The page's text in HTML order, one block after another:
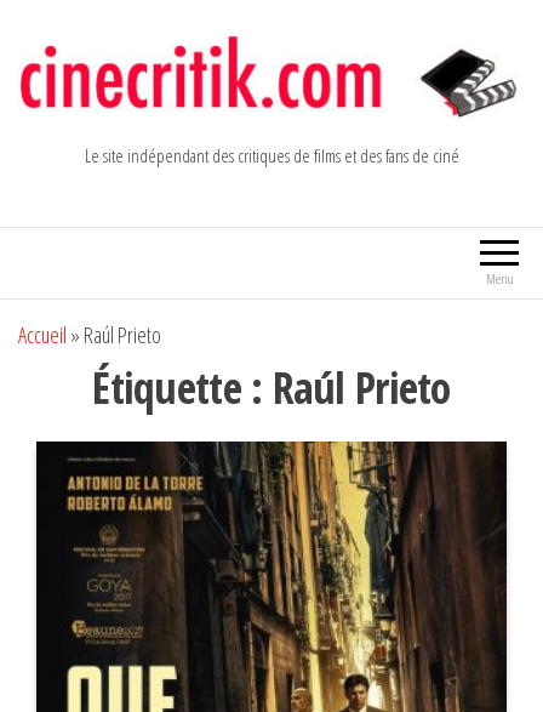
contenu
Le site indépendant des critiques de films et des fans de ciné
Menu
Accueil » Raúl Prieto
Étiquette : Raúl Prieto